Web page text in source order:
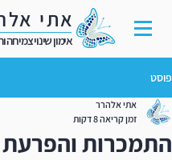
אתי
אימון שינוי צמיחה
פוסט
התמכרות
אתי אלהרר
זמן קריאה 8 דקות